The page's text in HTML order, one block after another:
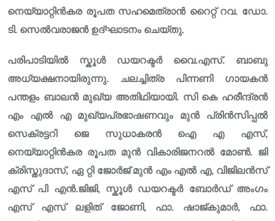
നെയ്യാറ്റിൻകര രൂപത സഹമെത്രാൻ റൈറ്റ് റവ. ഡോ.
ടി. സെൽവരാജൻ ഉദ്ഘാടനം ചെയ്തു.
പരിപാടിയിൽ സ്കൂൾ ഡയറക്ടർ വൈ.എസ്. ബാബു
അധ്യക്ഷനായിരുന്നു. ചലച്ചിത്ര പിന്നണി ഗായകൻ
പന്തളം ബാലൻ മുഖ്യ അതിഥിയായി. സി കെ ഹരീന്ദ്രൻ
എം എൽ എ മുഖ്യപ്രഭാഷണവും മുൻ പ്രിൻസിപ്പൽ
സെക്രട്ടറി ജെ സുധാകരൻ ഐ എ എസ്,
നെയ്യാറ്റിൻകര രൂപത മുൻ വികാരിജനറൽ മോൺ. ജി
ക്രിസ്തുദാസ്, ഏ റ്റി ജോർജ് മുൻ എം എൽ എ, വിജിലൻസ്
എസ് പി എൻ.ജിജി, സ്കൂൾ ഡയറക്ടർ ബോർഡ് അംഗം
എസ് എസ് ലളിത് ജോണി, ഫാ. ഷാജ്‌കുമാർ, ഫാ.